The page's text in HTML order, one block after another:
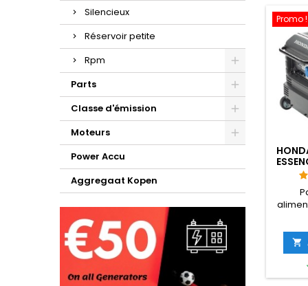
Silencieux
Réservoir petite
Rpm
Parts
Classe d'émission
Moteurs
Power Accu
Aggregaat Kopen
où. En
de
Promo !
la
pour
